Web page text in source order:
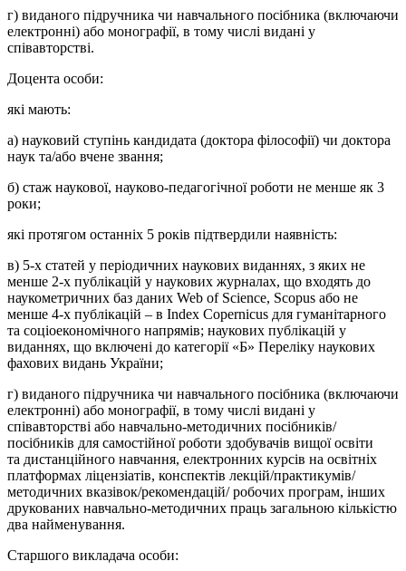
г) виданого підручника чи навчального посібника (включаючи
електронні) або монографії, в тому числі видані у
співавторстві.
Доцента особи:
​які мають:
а) науковий ступінь кандидата (доктора філософії) чи доктора
наук та/або вчене звання;
б) стаж наукової, науково-педагогічної роботи не менше як 3
роки;
які протягом останніх 5 років підтвердили наявність:
в) 5-х статей у періодичних наукових виданнях, з яких не
менше 2-х публікацій у наукових журналах, що входять до
наукометричних баз даних Web of Science, Scopus або не
менше 4-х публікацій – в Index Сореrnicus для гуманітарного
та соціоекономічного напрямів; наукових публікацій у
виданнях, що включені до категорії «Б» Переліку наукових
фахових видань України;
г) виданого підручника чи навчального посібника (включаючи
електронні) або монографії, в тому числі видані у
співавторстві або навчально-методичних посібників/
посібників для самостійної роботи здобувачів вищої освіти
та дистанційного навчання, електронних курсів на освітніх
платформах ліцензіатів, конспектів лекцій/практикумів/
методичних вказівок/рекомендацій/ робочих програм, інших
друкованих навчально-методичних праць загальною кількістю
два найменування.
Старшого викладача особи: